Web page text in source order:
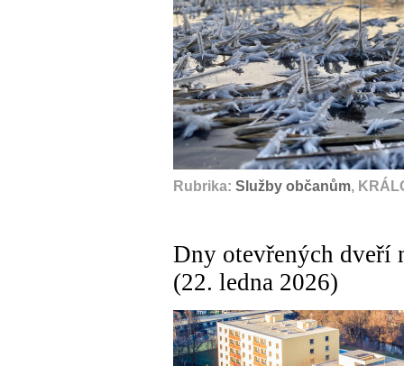
Rubrika: Služby občanům,
Dny otevřených dveří
(22. ledna 2026)